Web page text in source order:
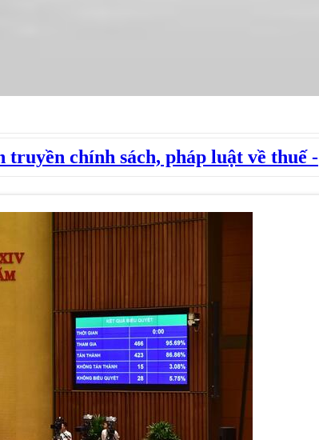
chính sách, pháp luật về thuế -